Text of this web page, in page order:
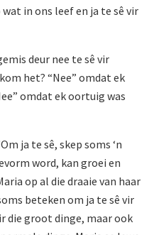
in ons leef en ja te sê vir
deur nee te sê vir
het? “Nee” omdat ek
omdat ek oortuig was
ja te sê, skep soms ‘n
word, kan groei en
op al die draaie van haar
beteken om ja te sê vir
die groot dinge, maar ook